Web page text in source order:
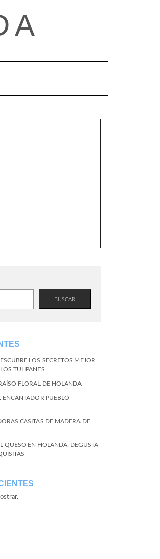
BUSCAR
LOS SECRETOS MEJOR
TULIPANES
FLORAL DE HOLANDA
ENCANTADOR PUEBLO
CASITAS DE MADERA DE
QUESO EN HOLANDA: DEGUSTA